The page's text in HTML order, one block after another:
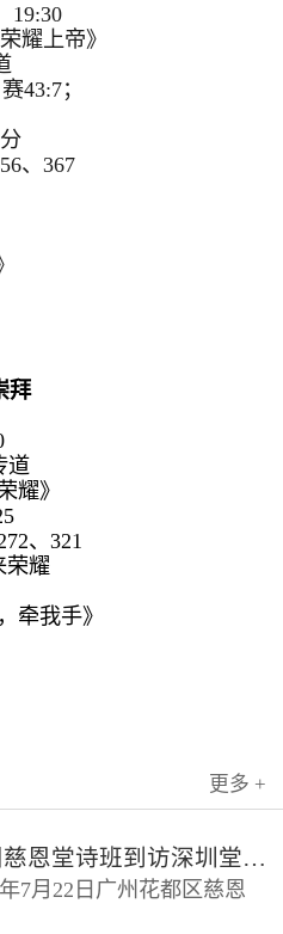
耀上帝》
；
、367
拜
》
、321
耀
我手》
更多 +
广州慈恩堂诗班到访深圳堂、和平堂
7月22日广州花都区慈恩